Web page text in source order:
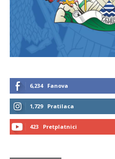
6,234 Fanova
1,729 Pratilaca
423 Pretplatnici